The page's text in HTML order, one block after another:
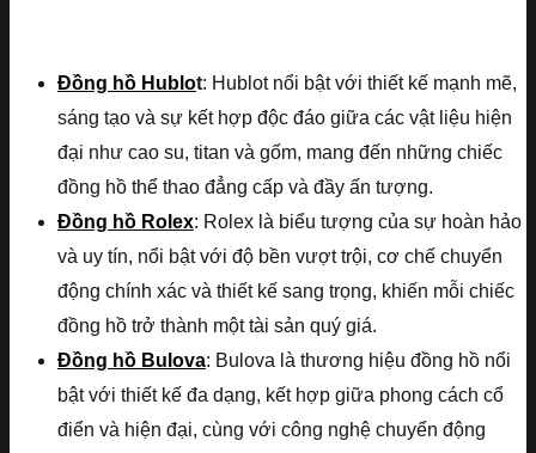
Đồng hồ Hublot: Hublot nổi bật với thiết kế mạnh mẽ,
sáng tạo và sự kết hợp độc đáo giữa các vật liệu hiện
đại như cao su, titan và gốm, mang đến những chiếc
đồng hồ thể thao đẳng cấp và đầy ấn tượng.
Đồng hồ Rolex: Rolex là biểu tượng của sự hoàn hảo
và uy tín, nổi bật với độ bền vượt trội, cơ chế chuyển
động chính xác và thiết kế sang trọng, khiến mỗi chiếc
đồng hồ trở thành một tài sản quý giá.
Đồng hồ Bulova: Bulova là thương hiệu đồng hồ nổi
bật với thiết kế đa dạng, kết hợp giữa phong cách cổ
điển và hiện đại, cùng với công nghệ chuyển động